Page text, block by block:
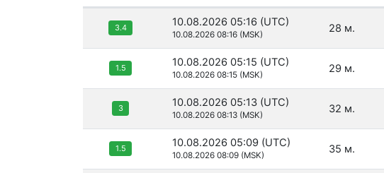
3.4 10.08.2026 05:16 (UTC)
10.08.2026 08:16 (MSK) 28 м.
1.5 10.08.2026 05:15 (UTC)
10.08.2026 08:15 (MSK) 29 м.
3 10.08.2026 05:13 (UTC)
10.08.2026 08:13 (MSK) 32 м.
1.5 10.08.2026 05:09 (UTC)
10.08.2026 08:09 (MSK) 35 м.